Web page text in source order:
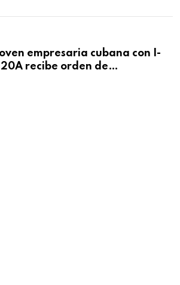
empresaria cubana con I-
recibe orden de